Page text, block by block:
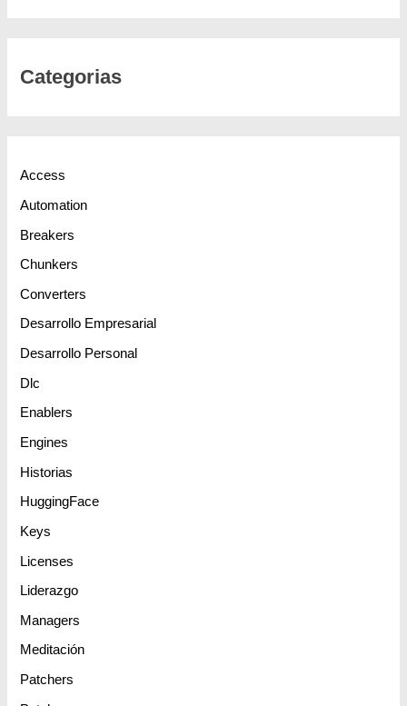
Categorias
Access
Automation
Breakers
Chunkers
Converters
Desarrollo Empresarial
Desarrollo Personal
Dlc
Enablers
Engines
Historias
HuggingFace
Keys
Licenses
Liderazgo
Managers
Meditación
Patchers